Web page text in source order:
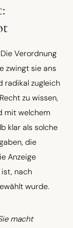
Verordnung
zwingt sie ans
radikal zugleich
zu wissen,
mit welchem
klar als solche
die
Anzeige
nach
wurde.
macht